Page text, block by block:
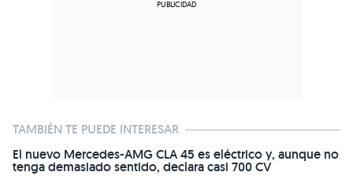
TAMBIÉN TE PUEDE INTERESAR
El nuevo Mercedes-AMG CLA 45 es eléctrico y, aunque no
tenga demasiado sentido, declara casi 700 CV